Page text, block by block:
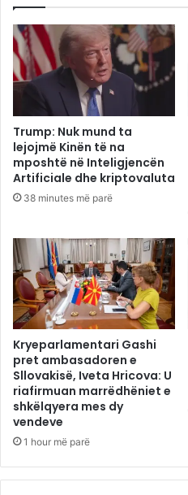
Trump: Nuk mund ta
lejojmë Kinën të na
mposhtë në Inteligjencën
Artificiale dhe kriptovaluta
38 minutes më parë
Kryeparlamentari Gashi
pret ambasadoren e
Sllovakisë, Iveta Hricova: U
riafirmuan marrëdhëniet e
shkëlqyera mes dy
vendeve
1 hour më parë